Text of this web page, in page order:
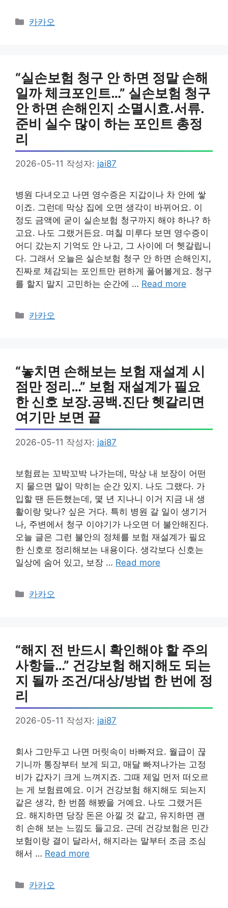
카
카카오
“실손보험 청구 안 하면 정말 손해
일까 체크포인트…” 실손보험 청구
안 하면 손해인지 소멸시효.서류.
준비 실수 많이 하는 포인트 총정
리
2026-05-11 작성자: jai87
병원 다녀오고 나면 영수증은 지갑이나 차 안에 쌓
이죠. 그런데 막상 집에 오면 생각이 바뀌어요. 이
정도 금액에 굳이 실손보험 청구까지 해야 하나? 하
고요. 나도 그랬거든요. 며칠 미루다 보면 영수증이
어디 갔는지 기억도 안 나고, 그 사이에 더 헷갈립니
다. 그래서 오늘은 실손보험 청구 안 하면 손해인지,
진짜로 체감되는 포인트만 편하게 풀어볼게요. 청구
를 할지 말지 고민하는 순간에 … Read more
카
카카오
“놓치면 손해보는 보험 재설계 시
점만 정리…” 보험 재설계가 필요
한 신호 보장.공백.진단 헷갈리면
여기만 보면 끝
2026-05-11 작성자: jai87
보험료는 꼬박꼬박 나가는데, 막상 내 보장이 어떤
지 물으면 말이 막히는 순간 있지. 나도 그랬다. 가
입할 땐 든든했는데, 몇 년 지나니 이거 지금 내 생
활이랑 맞나? 싶은 거다. 특히 병원 갈 일이 생기거
나, 주변에서 청구 이야기가 나오면 더 불안해진다.
오늘 글은 그런 불안의 정체를 보험 재설계가 필요
한 신호로 정리해보는 내용이다. 생각보다 신호는
일상에 숨어 있고, 보장 … Read more
카
카카오
“해지 전 반드시 확인해야 할 주의
사항들…” 건강보험 해지해도 되는
지 될까 조건/대상/방법 한 번에 정
리
2026-05-11 작성자: jai87
회사 그만두고 나면 머릿속이 바빠져요. 월급이 끊
기니까 통장부터 보게 되고, 매달 빠져나가는 고정
비가 갑자기 크게 느껴지죠. 그때 제일 먼저 떠오르
는 게 보험료예요. 이거 건강보험 해지해도 되는지
같은 생각, 한 번쯤 해봤을 거예요. 나도 그랬거든
요. 해지하면 당장 돈은 아낄 것 같고, 유지하면 괜
히 손해 보는 느낌도 들고요. 근데 건강보험은 민간
보험이랑 결이 달라서, 해지라는 말부터 조금 조심
해서 … Read more
카
카카오